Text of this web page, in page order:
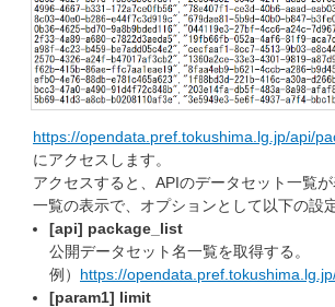
https://opendata.pref.tokushima.lg.jp/api/
にアクセスします。
アクセスすると、APIのデータセット一覧が
一覧の表示で、オプションとして以下の設
[api] package_list
公開データセット名一覧を取得する。
例） https://
[param1] limit